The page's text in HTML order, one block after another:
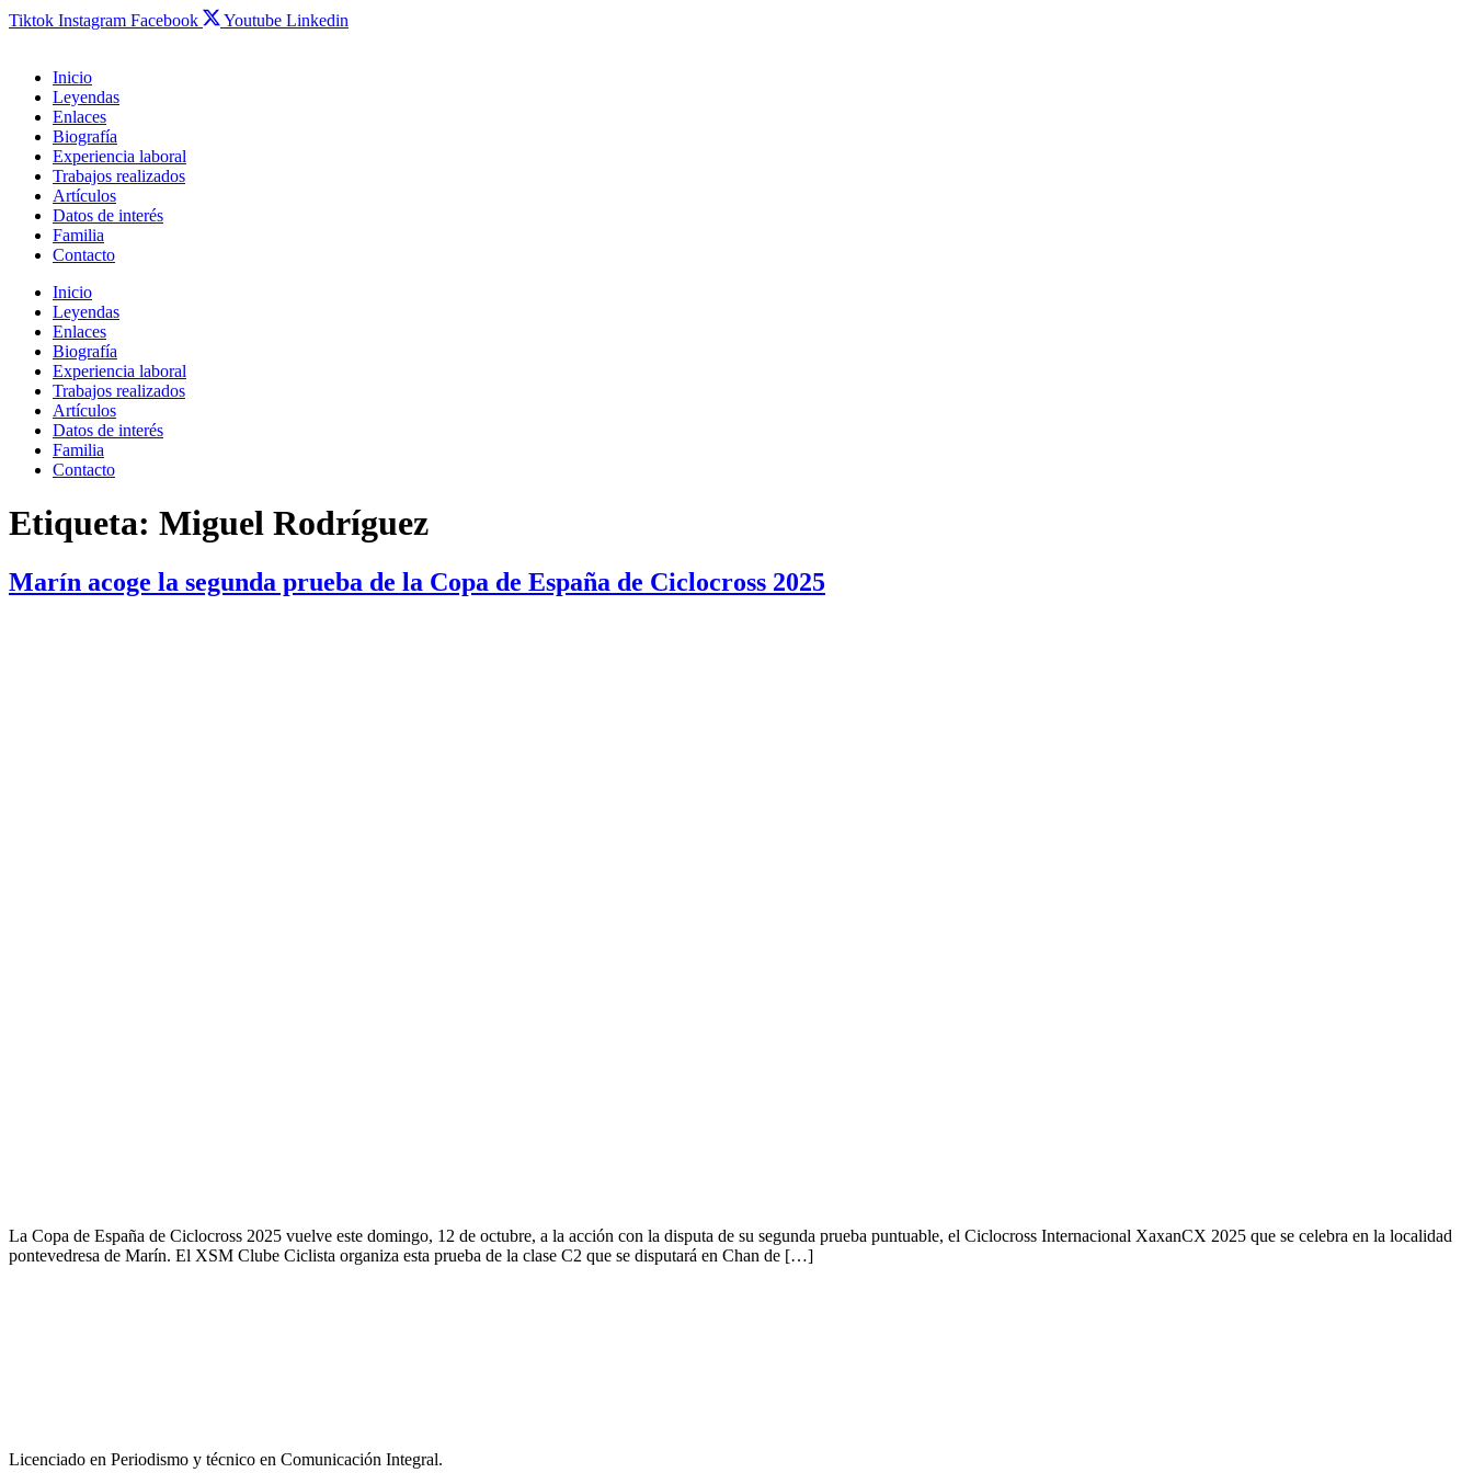
Tiktok Instagram Facebook Youtube Linkedin
Inicio
Leyendas
Enlaces
Biografía
Experiencia laboral
Trabajos realizados
Artículos
Datos de interés
Familia
Contacto
Inicio
Leyendas
Enlaces
Biografía
Experiencia laboral
Trabajos realizados
Artículos
Datos de interés
Familia
Contacto
Etiqueta: Miguel Rodríguez
Marín acoge la segunda prueba de la Copa de España de Ciclocross 2025
La Copa de España de Ciclocross 2025 vuelve este domingo, 12 de octubre, a la acción con la disputa de su segunda prueba puntuable, el Ciclocross Internacional XaxanCX 2025 que se celebra en la localidad
pontevedresa de Marín. El XSM Clube Ciclista organiza esta prueba de la clase C2 que se disputará en Chan de […]
Licenciado en Periodismo y técnico en Comunicación Integral.